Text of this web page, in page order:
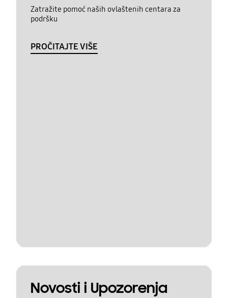
Zatražite pomoć naših ovlaštenih centara za
podršku
PROČITAJTE VIŠE
Novosti i Upozorenja